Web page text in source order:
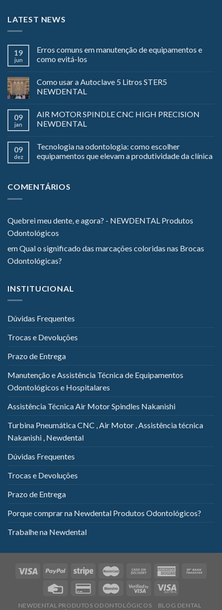
LATEST NEWS
19
jun
Erros comuns em manutenção de equipamentos e
como evitá-los
Como usar a Autoclave 5 Litros STER5
NEWDENTAL
09
jan
AIR MOTOR SPINDLE CNC HIGH PRECISION
NEWDENTAL
09
dez
Tecnologia na odontologia: como escolher
equipamentos que elevam a produtividade da clínica
COMENTÁRIOS
Quebrei meu dente, e agora? - NEWDENTAL Produtos
Odontológicos
emQual o significado das marcações coloridas nas Brocas
Odontológicas?
INSTITUCIONAL
Dúvidas Frequentes
Trocas e Devoluções
Prazo de Entrega
Manutenção e Assistência Técnica de Equipamentos
Odontológicos e Hospitalares
Assistência Técnica Air Motor Spindles Nakanishi
Turbina Pneumática CNC , Air Motor , Assistência técnica
Nakanishi , Newdental
Dúvidas Frequentes
Trocas e Devoluções
Prazo de Entrega
Porque comprar na Newdental Produtos Odontológicos?
Trabalhe na Newdental
NEWDENTAL PRODUTOS ODONTOLÓGICOS
BLOG DENTAL